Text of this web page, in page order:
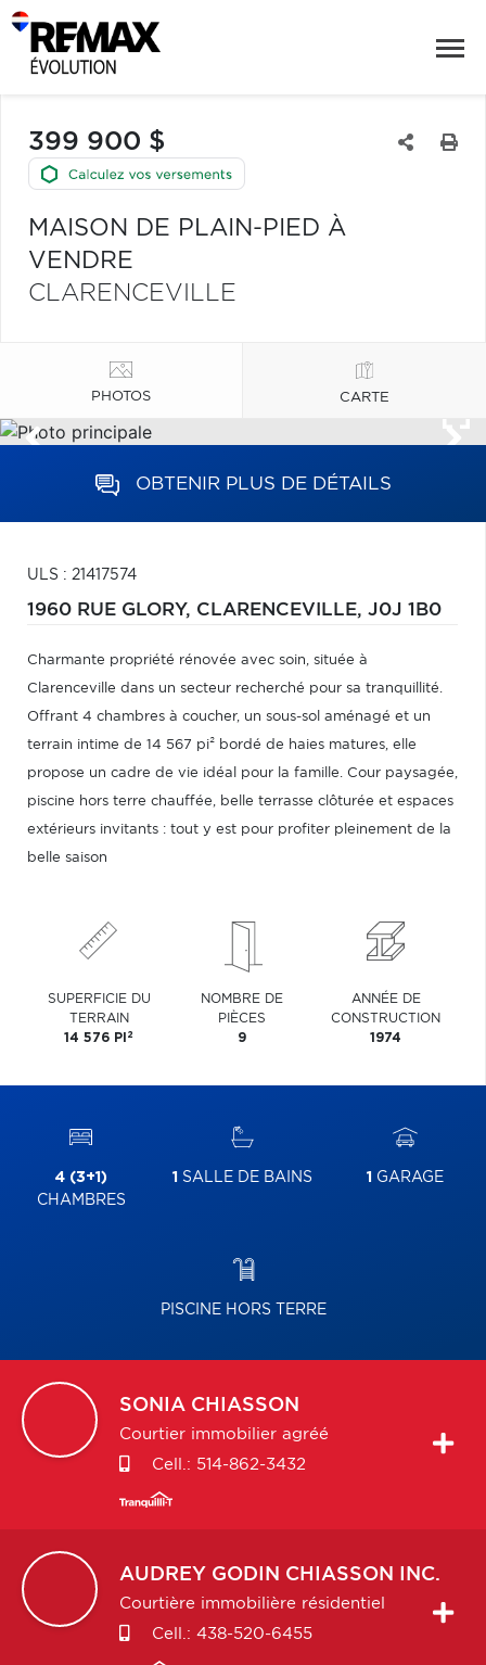
399 900 $
MAISON DE PLAIN-PIED À
VENDRE
CLARENCEVILLE
PHOTOS CARTE
OBTENIR PLUS DE DÉTAILS
ULS : 21417574
1960 RUE GLORY, CLARENCEVILLE, J0J 1B0
Charmante propriété rénovée avec soin, située à
Clarenceville dans un secteur recherché pour sa tranquillité.
Offrant 4 chambres à coucher, un sous-sol aménagé et un
terrain intime de 14 567 pi² bordé de haies matures, elle
propose un cadre de vie idéal pour la famille. Cour paysagée,
piscine hors terre chauffée, belle terrasse clôturée et espaces
extérieurs invitants : tout y est pour profiter pleinement de la
belle saison
SUPERFICIE DU
TERRAIN
14 576 PI 2
NOMBRE DE
PIÈCES
9
ANNÉE DE
CONSTRUCTION
1974
4 (3+1)
CHAMBRES
1 SALLE DE BAINS 1 GARAGE
PISCINE HORS TERRE
SONIA CHIASSON
Courtier immobilier agréé
Cell.: 514-862-3432
AUDREY GODIN CHIASSON INC.
Courtière immobilière résidentiel
Cell.: 438-520-6455